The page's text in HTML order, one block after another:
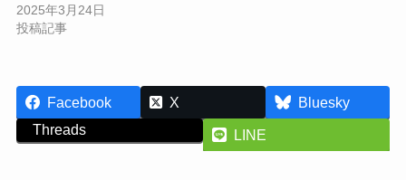
2025年3月24日
投稿記事
Facebook X
Bluesky
Threads
LINE